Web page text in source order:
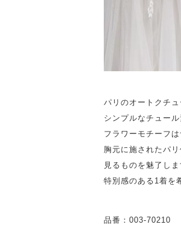
パリのオートクチ
シンプルなチュー
フラワーモチーフ
胸元に施されたパ
見るものを魅了しま
特別感のある1着を
品番：003-70210